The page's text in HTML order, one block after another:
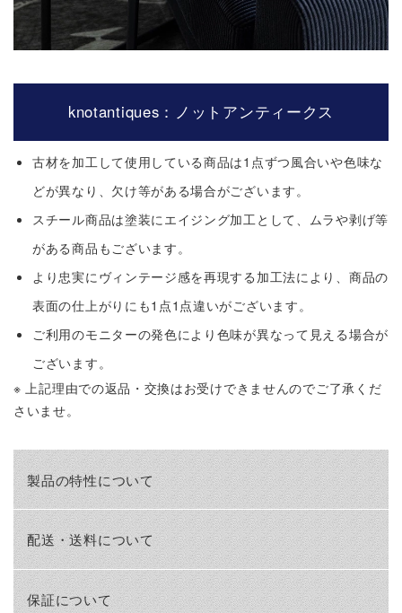
knotantiques：ノットアンティークス
古材を加工して使用している商品は1点ずつ風合いや色味な
どが異なり、欠け等がある場合がございます。
スチール商品は塗装にエイジング加工として、ムラや剥げ等
がある商品もございます。
より忠実にヴィンテージ感を再現する加工法により、商品の
表面の仕上がりにも1点1点違いがございます。
ご利用のモニターの発色により色味が異なって見える場合が
ございます。
※ 上記理由での返品・交換はお受けできませんのでご了承くだ
さいませ。
製品の特性について
配送・送料について
保証について